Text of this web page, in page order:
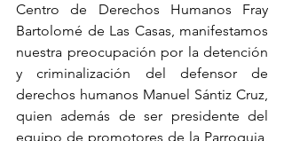
Centro de Derechos Humanos Fray
Bartolomé de Las Casas, manifestamos
nuestra preocupación por la detención
y criminalización del defensor de
derechos humanos Manuel Sántiz Cruz,
quien además de ser presidente del
equipo de promotores de la Parroquia,